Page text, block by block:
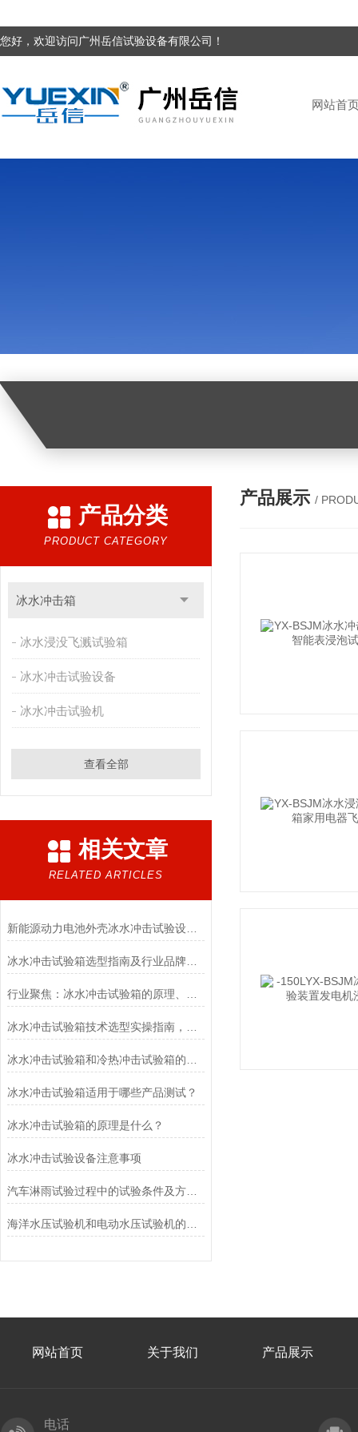
您好，欢迎访问广州岳信试验设备有限公司！
网站首
产品分类
PRODUCT CATEGORY
冰水冲击箱
冰水浸没飞溅试验箱
冰水冲击试验设备
冰水冲击试验机
查看全部
相关文章
RELATED ARTICLES
新能源动力电池外壳冰水冲击试验设备：耐骤变环境质检设备
冰水冲击试验箱适用于哪些产品测试？
冰水冲击试验箱的原理是什么？
冰水冲击试验设备注意事项
汽车淋雨试验过程中的试验条件及方法有哪些
产品展示 /
网站首页 关于我们 产品展示
电话